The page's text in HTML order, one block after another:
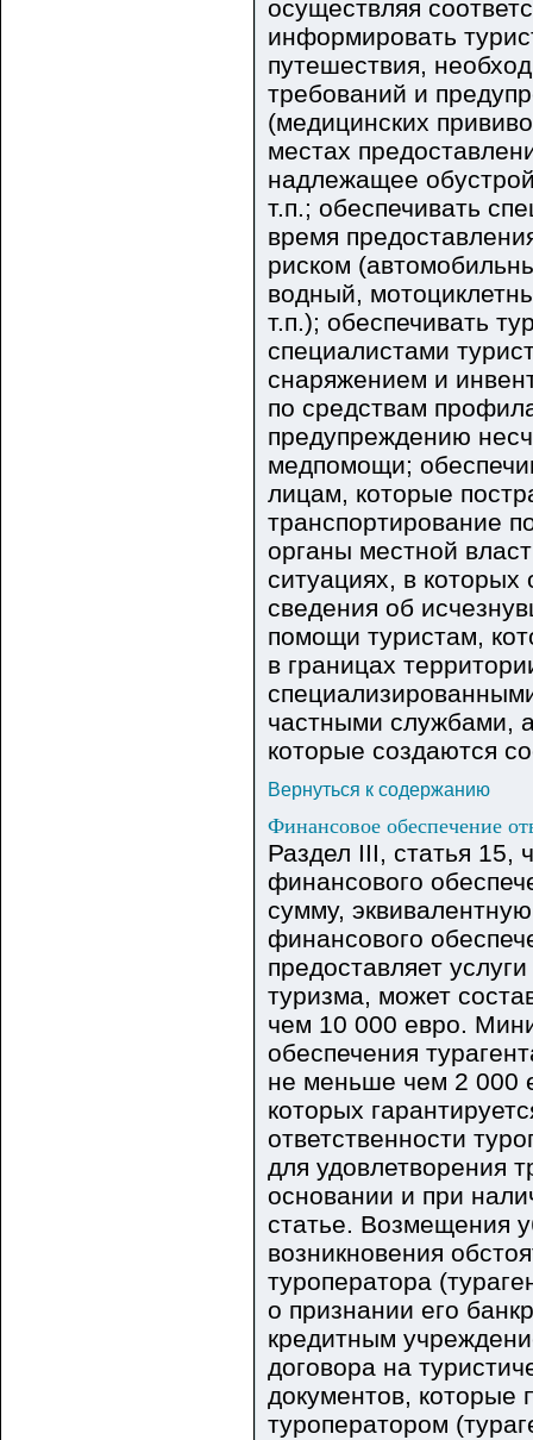
осуществляя
информировать
путешествия,
требований и
(медицинских
местах
надлежащее
т.п.; обеспечивать
время
риском
водный,
т.п.); обеспечивать
специалистами
снаряжением и
по средствам
предупреждению
медпомощи;
лицам, которые
транспортирование
органы местной
ситуациях, в которых
сведения об
помощи туристам,
в границах
частными службами,
которые создаются
Вернуться к содержанию
Финансовое обеспечение
Раздел III, статья
финансового
сумму,
финансового
предоставляет
туризма, может
чем 10 000 евро.
обеспечения
не меньше чем 2 000
которых
ответственности
для удовлетворения
основании и при
статье. Возмещения
возникновения
туроператора
о признании его
кредитным
договора на
документов, которые
туроператором